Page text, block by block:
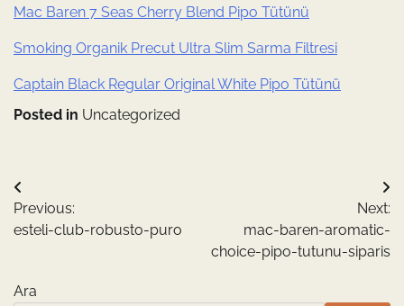
Mac Baren 7 Seas Cherry Blend Pipo Tütünü
Smoking Organik Precut Ultra Slim Sarma Filtresi
Captain Black Regular Original White Pipo Tütünü
Posted in Uncategorized
Yazı
gezinmesi
Previous:
esteli-club-robusto-puro
Next:
mac-baren-aromatic-
choice-pipo-tutunu-siparis
Ara